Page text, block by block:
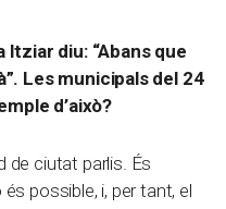
diu: “Abans que
Les municipals del 24
d’això?
de ciutat parlis. És
possible, i, per tant, el